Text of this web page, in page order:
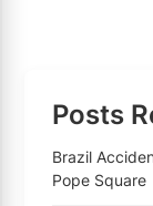
Posts
Brazil
Pope Square